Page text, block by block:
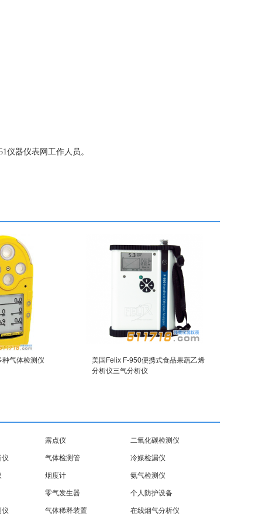
仪器仪表网工作人员。
种气体检测仪
美国Felix F-950便携式食品果蔬乙烯
分析仪三气分析仪
露点仪 二氧化碳检测仪
仪 气体检测管 冷媒检漏仪
烟度计 氨气检测仪
零气发生器 个人防护设备
仪 气体稀释装置 在线烟气分析仪